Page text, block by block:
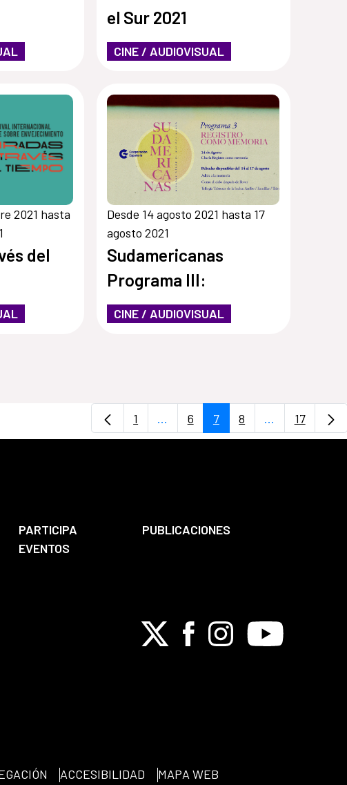
el Sur 2021
CINE / AUDIOVISUAL
2021 hasta
del
Desde 14 agosto 2021 hasta 17
agosto 2021
Sudamericanas
Programa III:
CINE / AUDIOVISUAL
Página
1 ...Páginas intermedias Use TAB
Página
6 Página
7 Página
8 ...PáginasPágina
17
PARTICIPA
PUBLICACIONES
EVENTOS
X FacebookInstagramYoutube
ACCESIBILIDAD MAPA WEB